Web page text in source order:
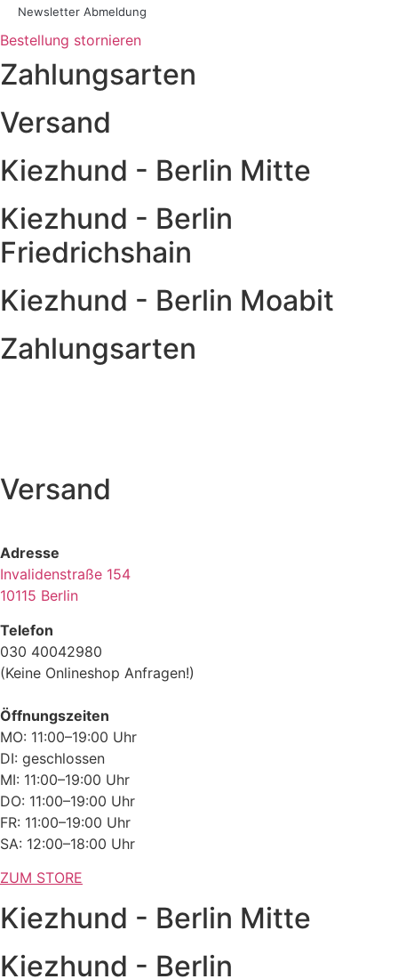
Newsletter Abmeldung
Bestellung stornieren
Zahlungsarten
Versand
Kiezhund - Berlin Mitte
Kiezhund - Berlin
Friedrichshain
Kiezhund - Berlin Moabit
Zahlungsarten
Versand
Adresse
Invalidenstraße 154
10115 Berlin
Telefon
030 40042980
(Keine Onlineshop Anfragen!)
Öffnungszeiten
MO: 11:00–19:00 Uhr
DI: geschlossen
MI: 11:00–19:00 Uhr
DO: 11:00–19:00 Uhr
FR: 11:00–19:00 Uhr
SA: 12:00–18:00 Uhr
ZUM STORE
Kiezhund - Berlin Mitte
Kiezhund - Berlin